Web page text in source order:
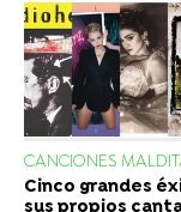
CANCIONES
Cinco grandes